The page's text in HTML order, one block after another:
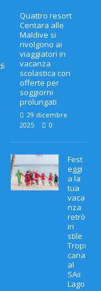
Quattro resort
Centara alle
Maldive si
rivolgono ai
viaggiatori in
vacanza
scolastica con
offerte per
soggiorni
prolungati
29 dicembre
2025
0
Fest
eggi
a la
tua
vaca
nza
retrò
in
stile
Tropi
cana
al
SAii
Lago